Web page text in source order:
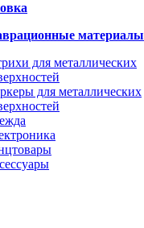
материалы
для металлических
для металлических